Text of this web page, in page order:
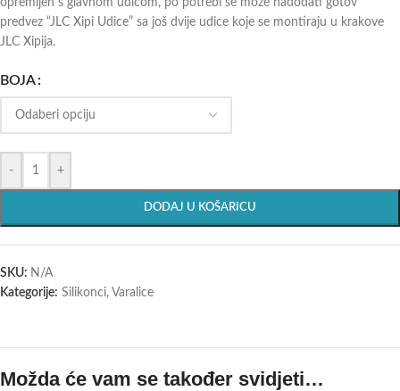
opremljen s glavnom udicom, po potrebi se može nadodati gotov
predvez “JLC Xipi Udice” sa još dvije udice koje se montiraju u krakove
JLC Xipija.
BOJA
- +
DODAJ U KOŠARICU
SKU: N/A
Kategorije: Silikonci, Varalice
Možda će vam se također svidjeti…